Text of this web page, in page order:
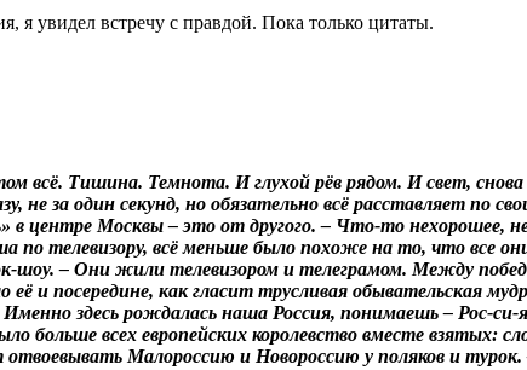
я увидел встречу с правдой. Пока только цитаты.
всё. Тишина. Темнота. И глухой рёв рядом. И свет,
не за один секунд, но обязательно всё расставляет по
в центре Москвы–это от другого. – Что-то нехорошее,
по телевизору, всё меньше было похоже на то, что все
– Они жили телевизором и телеграмом. Между
и посередине, как гласит трусливая обывательская
Именно здесь рождалась наша Россия, понимаешь– Рос-си-
больше всех европейских королевство вместе
Малороссию и Новороссию у поляков и